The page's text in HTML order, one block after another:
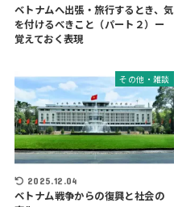
ベトナムへ出張・旅行するとき、気
を付けるべきこと（パート２）ー
覚えておく表現
その他・雑談
2025.12.04
ベトナム戦争からの復興と社会の